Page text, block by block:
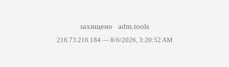
захищено adm.tools
216.73.216.184 — 8/6/2026, 3:20:52 AM